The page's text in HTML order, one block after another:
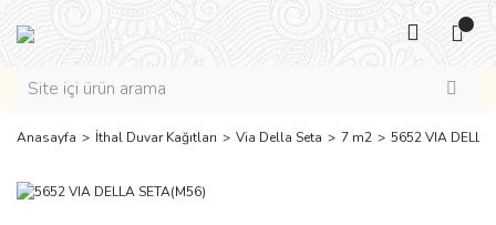
Anasayfa İthal Duvar Kağıtları Via Della Seta 7 m2 5652 VIA DELLA